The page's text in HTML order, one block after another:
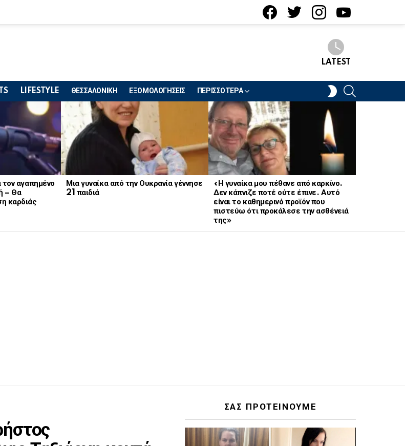
LATEST
LIFESTYLE ΘΕΣΣΑΛΟΝΙΚΗ ΕΞΟΜΟΛΟΓΗΣΕΙΣ ΠΕΡΙΣΣΟΤΕΡΑ
SWITCH
SKIN
τον αγαπημένο
– Θα
καρδιάς
Μια γυναίκα από την Ουκρανία γέννησε
21 παιδιά
«Η γυναίκα μου πέθανε από καρκίνο.
Δεν κάπνιζε ποτέ ούτε έπινε. Αυτό
είναι το καθημερινό προϊόν που
πιστεύω ότι προκάλεσε την ασθένειά
της»
ΣΑΣ ΠΡΟΤΕΙΝΟΥΜΕ